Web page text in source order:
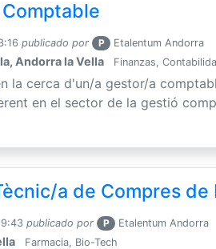
publicado por P Etalentum Andorra
Andorra la Vella Finanzas,
la cerca d'un/a gestor/a
en el sector de la gestió
a de Compres de
publicado por P Etalentum Andorra
Farmacia, Bio-Tech